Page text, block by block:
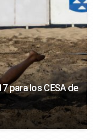
para los CESA de